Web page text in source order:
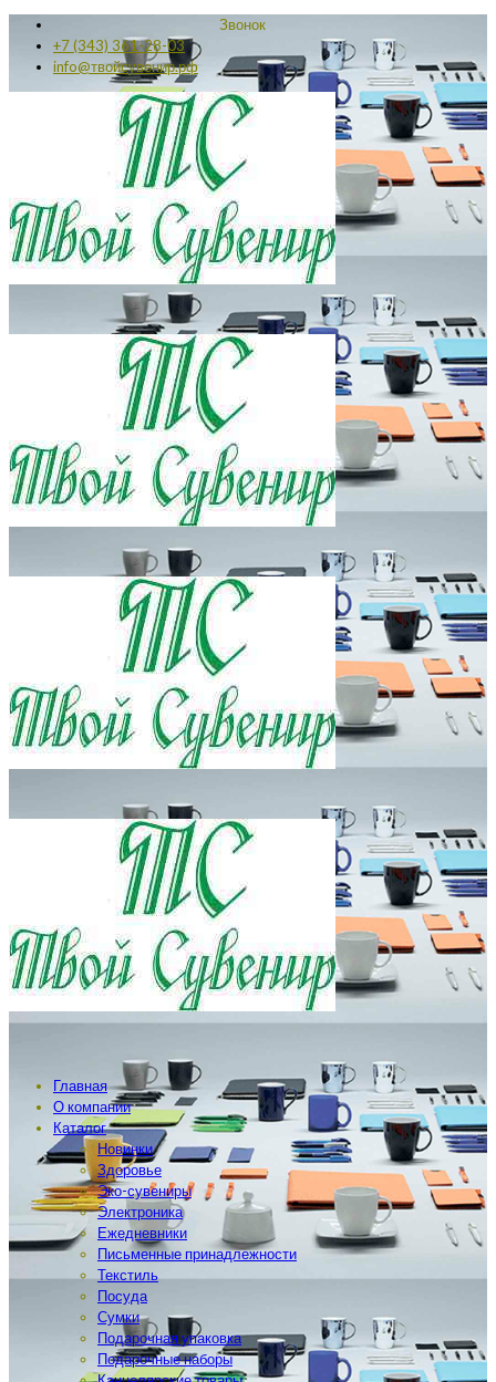
Звонок
+7 (343) 361-28-03
info@твойсувенир.рф
Главная
О компании
Каталог
Новинки
Здоровье
Эко-сувениры
Электроника
Ежедневники
Письменные принадлежности
Текстиль
Посуда
Сумки
Подарочная упаковка
Подарочные наборы